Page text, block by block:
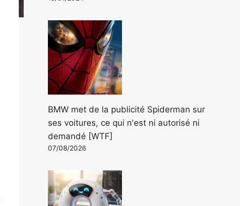
BMW met de la publicité Spiderman sur
ses voitures, ce qui n'est ni autorisé ni
demandé [WTF]
07/08/2026